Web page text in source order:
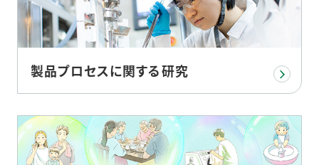
製品プロセスに関する研究